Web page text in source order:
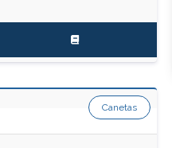
Canetas